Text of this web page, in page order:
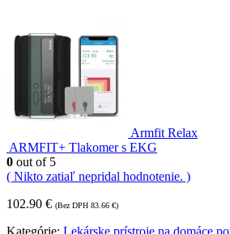
Armfit Relax
ARMFIT+ Tlakomer s EKG
0 out of 5
( Nikto zatiaľ nepridal hodnotenie. )
102.90 € (Bez DPH 83.66 €)
Kategórie: Lekárske prístroje na domáce